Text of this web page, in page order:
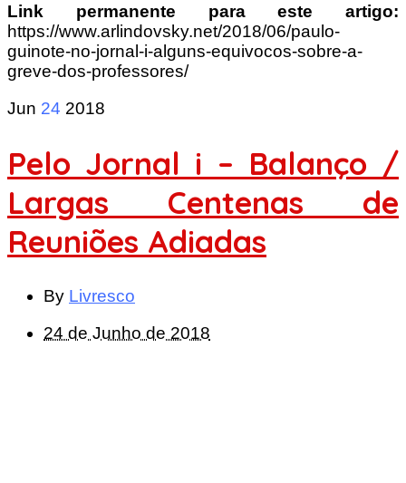
Link permanente para este artigo:
https://www.arlindovsky.net/2018/06/paulo-
guinote-no-jornal-i-alguns-equivocos-sobre-a-
greve-dos-professores/
Jun 24 2018
Pelo Jornal i – Balanço /
Largas Centenas de
Reuniões Adiadas
By Livresco
24 de Junho de 2018